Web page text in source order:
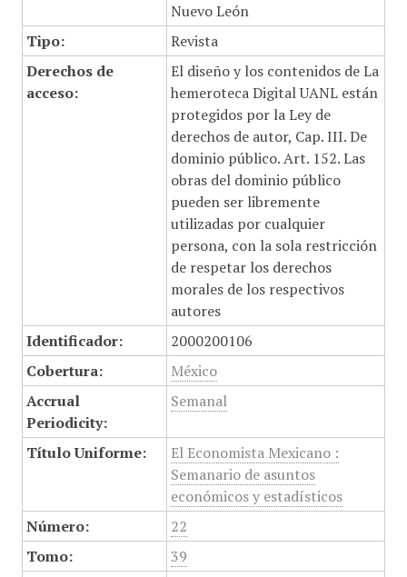
Nuevo León
Tipo:
Revista
Derechos de
acceso:
El diseño y los contenidos de La
hemeroteca Digital UANL están
protegidos por la Ley de
derechos de autor, Cap. III. De
dominio público. Art. 152. Las
obras del dominio público
pueden ser libremente
utilizadas por cualquier
persona, con la sola restricción
de respetar los derechos
morales de los respectivos
autores
Identificador:
2000200106
Cobertura:
México
Accrual
Periodicity:
Semanal
Título Uniforme:
El Economista Mexicano :
Semanario de asuntos
económicos y estadísticos
Número:
22
Tomo:
39